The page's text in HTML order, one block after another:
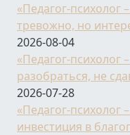
«Педагог-психолог
тревожно, но
2026-08-04
«Педагог-психолог
разобраться, не
2026-07-28
«Педагог-психолог
инвестиция в